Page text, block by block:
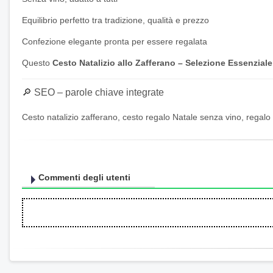
Equilibrio perfetto tra tradizione, qualità e prezzo
Confezione elegante pronta per essere regalata
Questo Cesto Natalizio allo Zafferano – Selezione Essenziale
🔎 SEO – parole chiave integrate
Cesto natalizio zafferano, cesto regalo Natale senza vino,
Commenti degli utenti